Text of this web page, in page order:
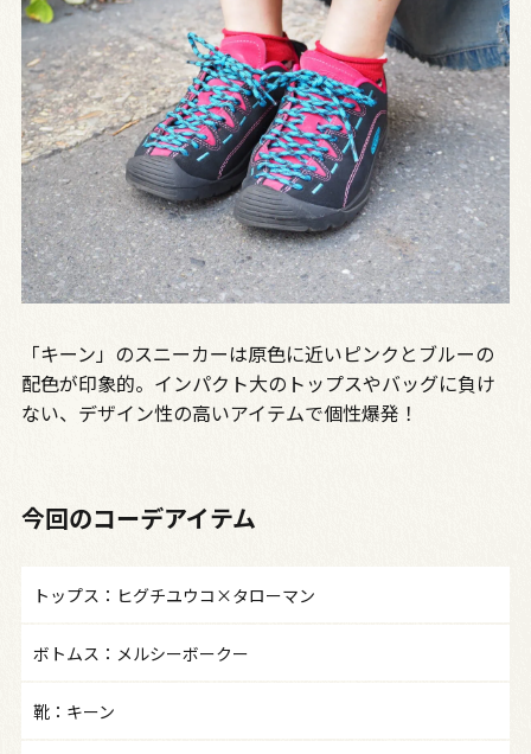
「キーン」のスニーカーは原色に近いピンクとブルーの
配色が印象的。インパクト大のトップスやバッグに負け
ない、デザイン性の高いアイテムで個性爆発！
今回のコーデアイテム
トップス：ヒグチユウコ×タローマン
ボトムス：メルシーボークー
靴：キーン